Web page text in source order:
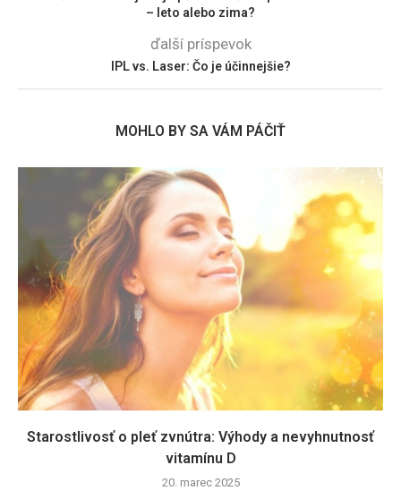
– leto alebo zima?
ďalší príspevok
IPL vs. Laser: Čo je účinnejšie?
MOHLO BY SA VÁM PÁČIŤ
Starostlivosť o pleť zvnútra: Výhody a nevyhnutnosť
vitamínu D
20. marec 2025